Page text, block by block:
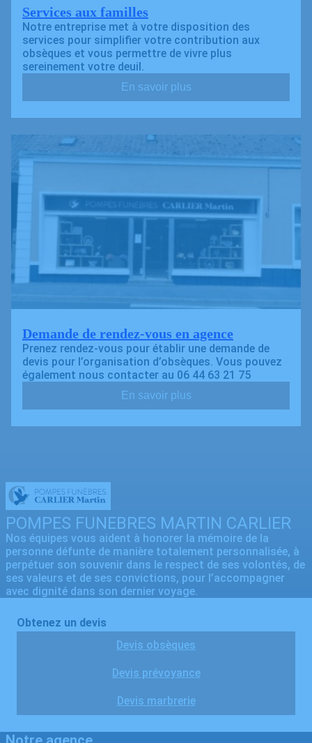
Services aux familles
Notre entreprise met à votre disposition des
services pour simplifier votre contribution aux
obsèques et vous permettre de vivre plus
sereinement votre deuil.
En savoir plus
Demande de rendez-vous en agence
Prenez rendez-vous pour établir une demande de
devis pour l’organisation d’obsèques. Vous pouvez
également nous contacter au 06 44 63 21 75
En savoir plus
POMPES FUNEBRES MARTIN CARLIER
Nos équipes vous aident à honorer la mémoire de la
personne défunte de manière totalement personnalisée, à
perpétuer son souvenir dans le respect de ses volontés, de
ses valeurs et de ses convictions, pour l’accompagner
avec dignité dans son dernier voyage.
Obtenez un devis
Devis obsèques
Devis prévoyance
Devis marbrerie